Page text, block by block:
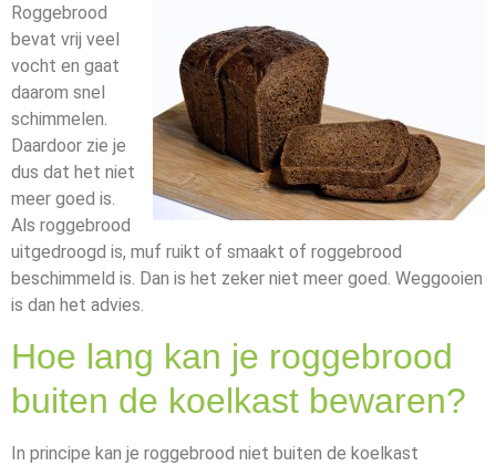
Roggebrood
bevat vrij veel
vocht en gaat
daarom snel
schimmelen.
Daardoor zie je
dus dat het niet
meer goed is.
Als roggebrood
uitgedroogd is, muf ruikt of smaakt of roggebrood
beschimmeld is. Dan is het zeker niet meer goed. Weggooien
is dan het advies.
Hoe lang kan je roggebrood
buiten de koelkast bewaren?
In principe kan je roggebrood niet buiten de koelkast